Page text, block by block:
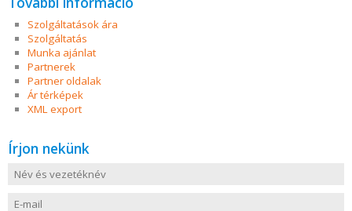
Szolgáltatások ára
Szolgáltatás
Munka ajánlat
Partnerek
Partner oldalak
Ár térképek
XML export
Írjon nekünk